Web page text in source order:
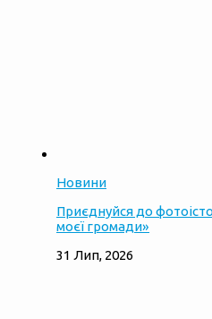
Новини
Приєднуйся до
моєї громади»
31 Лип, 2026